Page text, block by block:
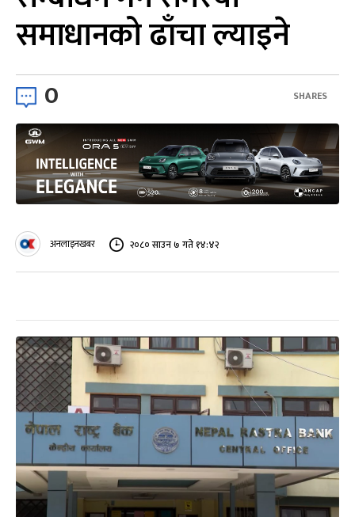
समाधानको ढाँचा ल्याइने
0 SHARES
अनलाइनखबर २०८० साउन ७ गते १४:४२